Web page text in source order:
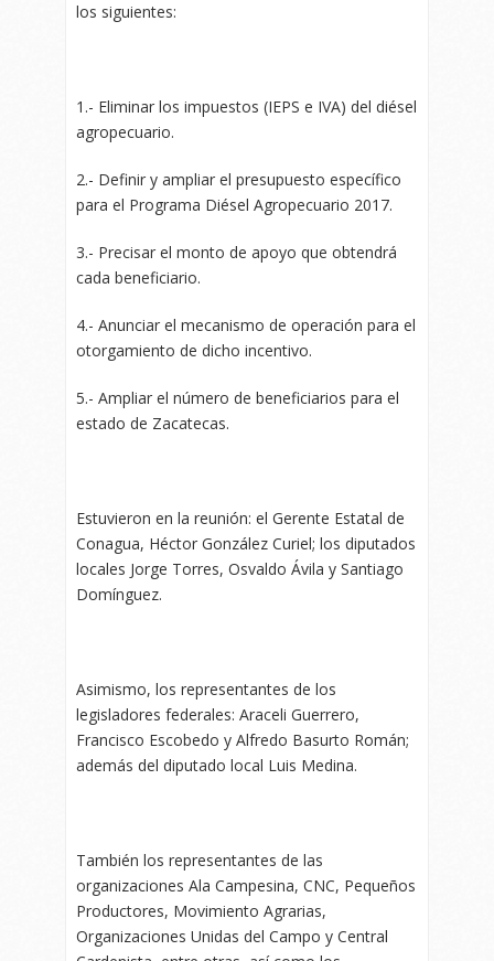
los siguientes:
1.- Eliminar los impuestos (IEPS e IVA) del diésel
agropecuario.
2.- Definir y ampliar el presupuesto específico
para el Programa Diésel Agropecuario 2017.
3.- Precisar el monto de apoyo que obtendrá
cada beneficiario.
4.- Anunciar el mecanismo de operación para el
otorgamiento de dicho incentivo.
5.- Ampliar el número de beneficiarios para el
estado de Zacatecas.
Estuvieron en la reunión: el Gerente Estatal de
Conagua, Héctor González Curiel; los diputados
locales Jorge Torres, Osvaldo Ávila y Santiago
Domínguez.
Asimismo, los representantes de los
legisladores federales: Araceli Guerrero,
Francisco Escobedo y Alfredo Basurto Román;
además del diputado local Luis Medina.
También los representantes de las
organizaciones Ala Campesina, CNC, Pequeños
Productores, Movimiento Agrarias,
Organizaciones Unidas del Campo y Central